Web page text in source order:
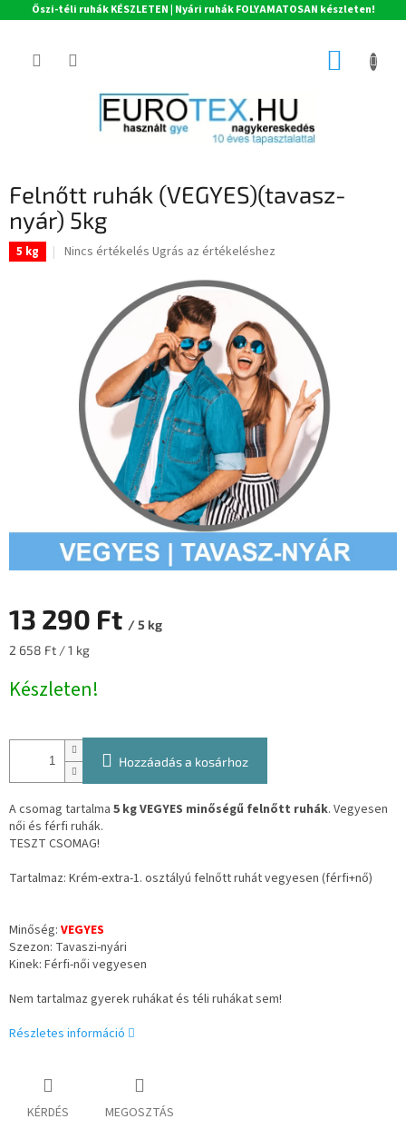
Őszi-téli ruhák KÉSZLETEN | Nyári ruhák FOLYAMATOSAN készleten!
KOSÁR
Felnőtt ruhák (VEGYES)(tavasz-
nyár) 5kg
5 kg
A
csillag.
Nincs értékelés Ugrás az értékeléshez
13 290 Ft / 5 kg
Egységár:
2 658 Ft / 1 kg
Készleten!
Hozzáadás a kosárhoz
A csomag tartalma 5 kg VEGYES minőségű felnőtt ruhák. Vegyesen
női és férfi ruhák.
TESZT CSOMAG!
Tartalmaz: Krém-extra-1. osztályú felnőtt ruhát vegyesen (férfi+nő)
Minőség: VEGYES
Szezon: Tavaszi-nyári
Kinek: Férfi-női vegyesen
Nem tartalmaz gyerek ruhákat és téli ruhákat sem!
Részletes információ
KÉRDÉS MEGOSZTÁS